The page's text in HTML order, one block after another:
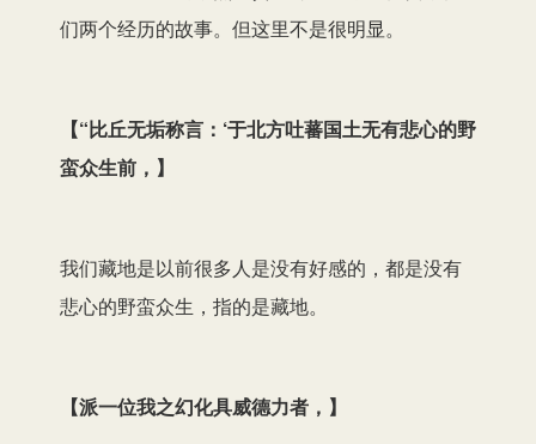
们两个经历的故事。但这里不是很明显。
【“比丘无垢称言：‘于北方吐蕃国土无有悲心的野
蛮众生前，】
我们藏地是以前很多人是没有好感的，都是没有
悲心的野蛮众生，指的是藏地。
【派一位我之幻化具威德力者，】